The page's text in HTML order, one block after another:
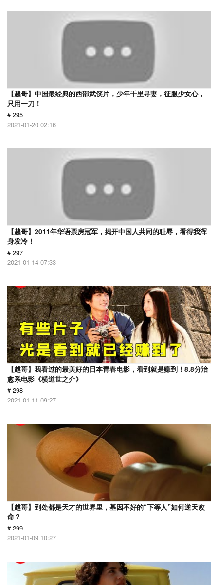
【越哥】中国最经典的西部武侠片，少年千里寻妻，征服少女心，
只用一刀！
# 295
2021-01-20 02:16
【越哥】2011年华语票房冠军，揭开中国人共同的耻辱，看得我浑
身发冷！
# 297
2021-01-14 07:33
【越哥】我看过的最美好的日本青春电影，看到就是赚到！8.8分治
愈系电影《横道世之介》
# 298
2021-01-11 09:27
【越哥】到处都是天才的世界里，基因不好的“下等人”如何逆天改
命？
# 299
2021-01-09 10:27